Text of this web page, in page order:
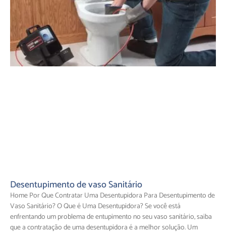
Desentupimento de vaso Sanitário
Home Por Que Contratar Uma Desentupidora Para Desentupimento de
Vaso Sanitário? O Que é Uma Desentupidora? Se você está
enfrentando um problema de entupimento no seu vaso sanitário, saiba
que a contratação de uma desentupidora é a melhor solução. Um